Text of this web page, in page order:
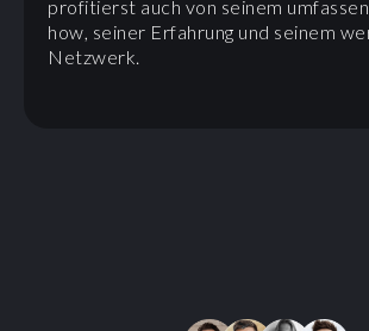
profitierst auch von seinem
how, seiner Erfahrung und seinem
Netzwerk.